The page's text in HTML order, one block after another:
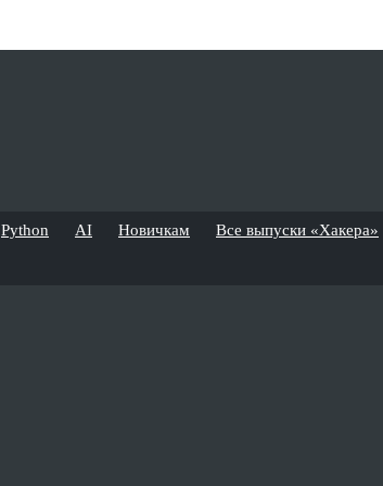
Python AI Новичкам Все выпуски «Хакера»